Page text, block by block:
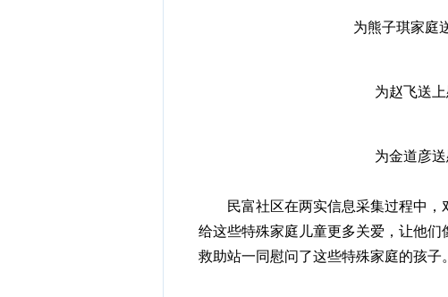
为熊子琪家庭
为赵飞送
为金道彦
民富社区在两实信息采集过程中，
给这些特殊家庭儿童更多关爱，让他
救助站一同慰问了这些特殊家庭的孩子。